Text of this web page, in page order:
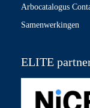
Arbocatalogus
Samenwerkingen
ELITE